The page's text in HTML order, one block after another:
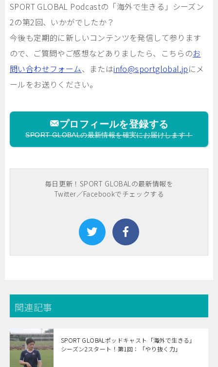
SPORT GLOBAL Podcastの「海外で生きる」シーズン
2の第2回、いかがでしたか？
今後も定期的に新しいコンテンツを発信して参ります
ので、ご質問やご感想などありましたら、こちらのお
問い合わせフォーム、またはinfo@sportglobal.jpにメ
ールをお送りください。
プロフィールを登録する
SPORT GLOBALの最新情報を確実にお届けします！
毎日更新！SPORT GLOBALの最新情報を
Twitter／Facebookでチェックする
関連記事
SPORT GLOBALポッドキャスト「海外で生きる」
シーズン2スタート！第1回：「やり抜く力」